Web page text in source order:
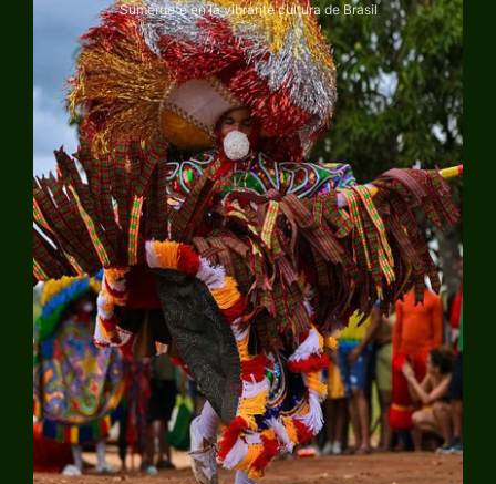
Sumérgete en la vibrante cultura de Brasil
Explorar